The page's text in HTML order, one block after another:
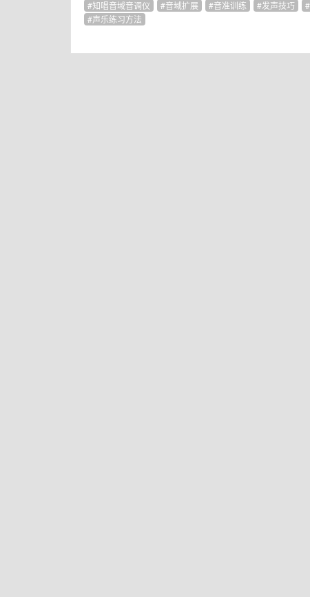
知唱音域音调仪 音域扩展 音准训练 发声技巧
声乐练习方法